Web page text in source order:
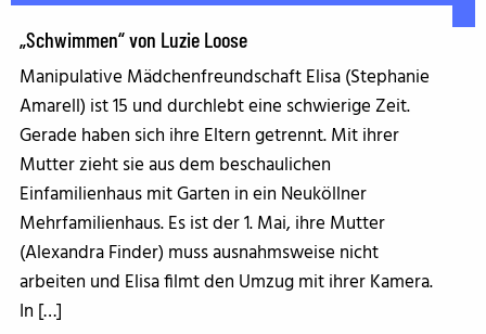
„Schwimmen“ von Luzie Loose
Manipulative Mädchenfreundschaft Elisa (Stephanie
Amarell) ist 15 und durchlebt eine schwierige Zeit.
Gerade haben sich ihre Eltern getrennt. Mit ihrer
Mutter zieht sie aus dem beschaulichen
Einfamilienhaus mit Garten in ein Neuköllner
Mehrfamilienhaus. Es ist der 1. Mai, ihre Mutter
(Alexandra Finder) muss ausnahmsweise nicht
arbeiten und Elisa filmt den Umzug mit ihrer Kamera.
In […]